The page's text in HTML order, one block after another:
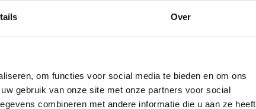
Over
om functies voor social media te bieden en om ons
gebruik van onze site met onze partners voor social
combineren met andere informatie die u aan ze heeft
| Skoda: